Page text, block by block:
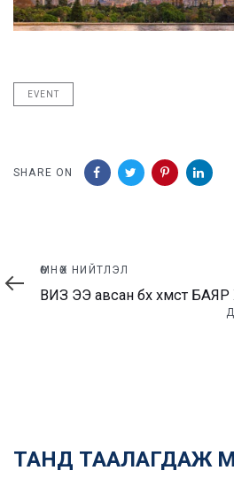
EVENT
SHARE ON
Өмнөх
нийтлэл
ӨМНӨХ НИЙТЛЭЛ
ВИЗ ЭЭ авсан бүх хүмүүст
ТАНД ТААЛАГДАЖ